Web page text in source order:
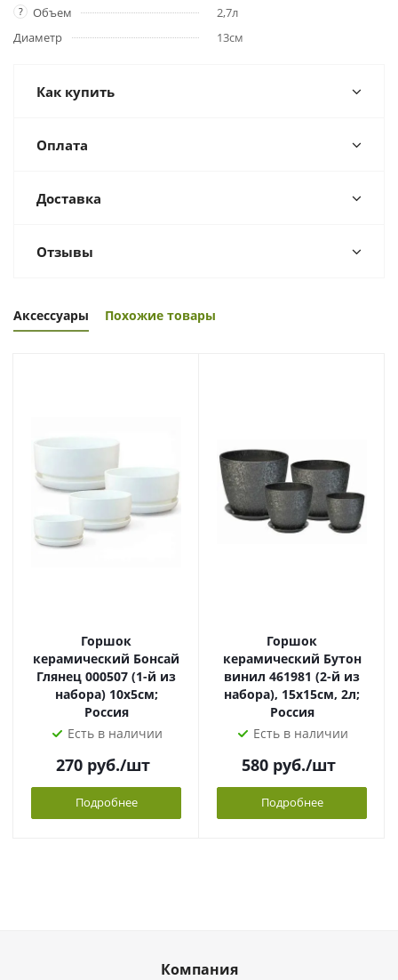
? Объем
2,7л
Диаметр
13см
Как купить
Оплата
Доставка
Отзывы
Аксессуары Похожие товары
Горшок
керамический Бонсай
Глянец 000507 (1-й из
набора) 10х5см;
Россия
Есть в наличии
270 руб./шт
Подробнее
Горшок
керамический Бутон
винил 461981 (2-й из
набора), 15х15см, 2л;
Россия
Есть в наличии
580 руб./шт
Подробнее
Компания